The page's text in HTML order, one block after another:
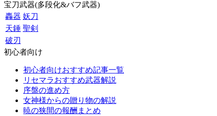
宝刀武器(多段化&バフ武器)
轟器 妖刀
天錘 聖剣
破刃
初心者向け
初心者向けおすすめ記事一覧
リセマラおすすめ武器解説
序盤の進め方
女神様からの贈り物の解説
暁の狭間の報酬まとめ